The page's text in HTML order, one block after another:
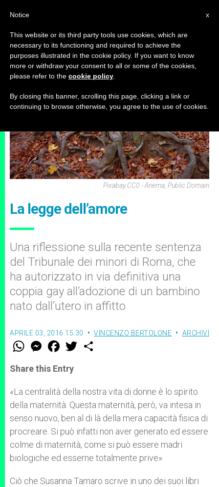
ARCHIVI
Pixabay CC0 - Anema, Public Domain
La legge dell’amore
Una riflessione sulla recente sentenza
del Tribunale dei minori di Roma, che
ha autorizzato in via definitiva una
coppia gay all’adozione di un bambino
nato dall’utero in affitto
APRILE 03, 2016 15:30 VINCENZO BERTOLONE ARCHIVI
W
t
s
p
p
M
e
s
e
g
e
r
F
a
e
b
o
k
w
r
Share this Entry
«La centralità della nostra vita di donne è lo spirito
della maternità. Questa maternità, però, va intesa in
senso nuovo, ben al di là della mera capacità fisica di
procreare. Si può infatti non aver generato ed essere
colme di maternità, come si può essere madri
biologiche ed esserne totalmente prive»
Ciò che Susanna Tamaro scrive in uno dei suoi libri
x
Notice
This website or its third party tools use cookies, which are
necessary to its functioning and required to achieve the
purposes illustrated in the cookie policy. If you want to know
more or withdraw your consent to all or some of the cookies,
please refer to the cookie policy
By closing this banner, scrolling this page, clicking a link or
continuing to browse otherwise, you agree to the use of cookies.